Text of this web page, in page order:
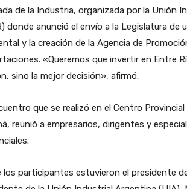
de la Industria, organizada por la Unión
donde anunció el envío a la Legislatura de
y la creación de la Agencia de
«Queremos que invertir en Entre
sino la mejor decisión», afirmó.
que se realizó en el Centro
reunió a empresarios, dirigentes y
los participantes estuvieron el presidente